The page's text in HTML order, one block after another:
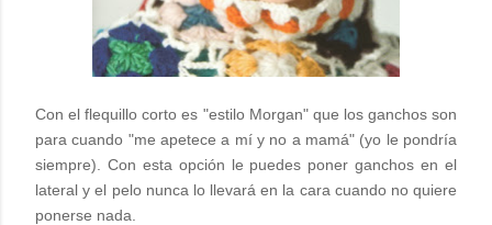
Con el flequillo corto es "estilo Morgan" que los ganchos son
para cuando "me apetece a mí y no a mamá" (yo le pondría
siempre). Con esta opción le puedes poner ganchos en el
lateral y el pelo nunca lo llevará en la cara cuando no quiere
ponerse nada.